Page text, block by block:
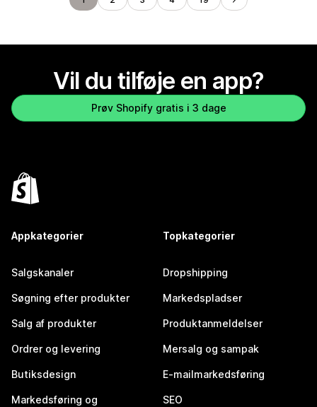
Vil du tilføje en app?
Prøv Shopify gratis i 3 dage
Appkategorier
Salgskanaler
Søgning efter produkter
Salg af produkter
Ordrer og levering
Butiksdesign
Markedsføring og
Topkategorier
Dropshipping
Markedspladser
Produktanmeldelser
Mersalg og sampak
E-mailmarkedsføring
SEO